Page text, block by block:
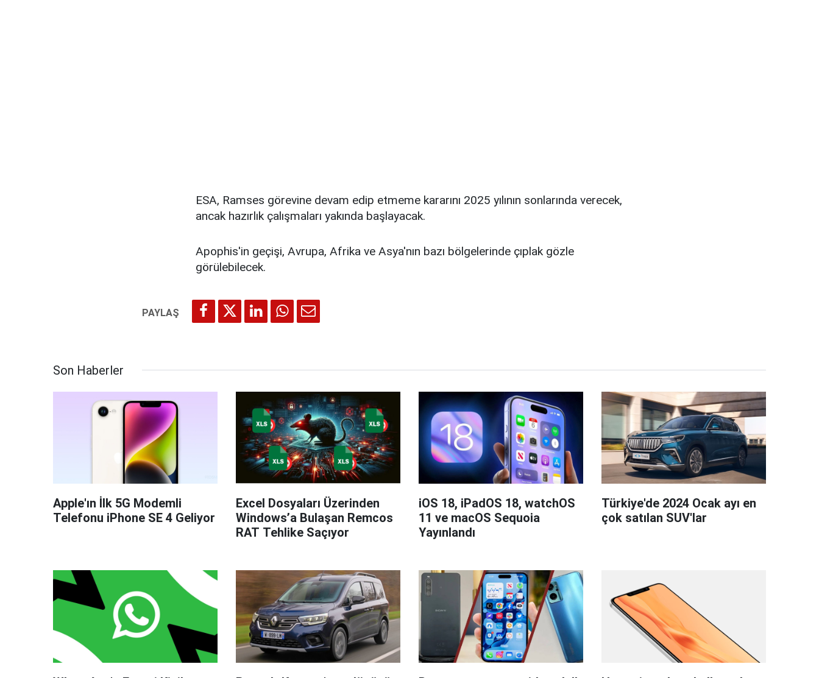
ESA, Ramses görevine devam edip etmeme kararını 2025 yılının sonlarında verecek,
ancak hazırlık çalışmaları yakında başlayacak.
Apophis'in geçişi, Avrupa, Afrika ve Asya'nın bazı bölgelerinde çıplak gözle
görülebilecek.
Son Haberler
Apple'ın İlk 5G Modemli
Telefonu iPhone SE 4 Geliyor
Excel Dosyaları Üzerinden
Windows’a Bulaşan Remcos
RAT Tehlike Saçıyor
iOS 18, iPadOS 18, watchOS
11 ve macOS Sequoia
Yayınlandı
Türkiye'de 2024 Ocak ayı en
çok satılan SUV'lar